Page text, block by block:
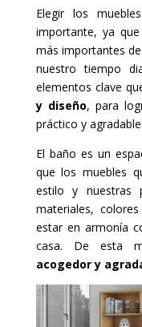
Elegir los
importante, ya
más importantes
nuestro tiempo
elementos clave
y diseño, para
práctico y agradable.
El baño es un
que los muebles
estilo y nuestras
materiales,
estar en armonía
casa. De esta
acogedor y